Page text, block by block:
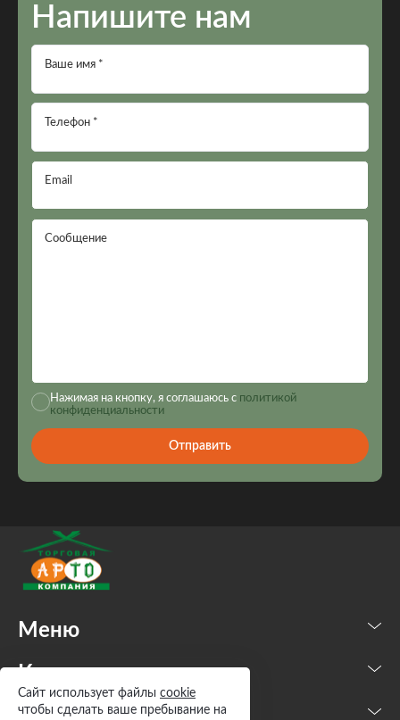
Напишите нам
Ваше имя *
Телефон *
Email
Сообщение
Нажимая на кнопку, я соглашаюсь с политикой
конфиденциальности
Отправить
Меню
Каталог
Сайт использует файлы cookie
чтобы сделать ваше пребывание на